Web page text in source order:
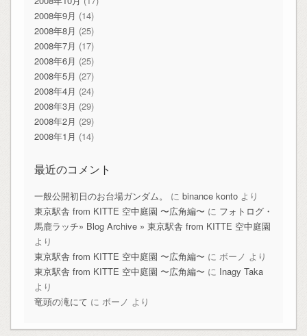
2008年9月 (14)
2008年8月 (25)
2008年7月 (17)
2008年6月 (25)
2008年5月 (27)
2008年4月 (24)
2008年3月 (29)
2008年2月 (29)
2008年1月 (14)
最近のコメント
一般公開初日のお台場ガンダム。 に binance kontoより
東京駅舎 from KITTE 空中庭園 〜広角編〜 に フォトログ・
馬鹿ラッチ» Blog Archive » 東京駅舎 from KITTE 空中庭園
より
東京駅舎 from KITTE 空中庭園 〜広角編〜 に ボーノ より
東京駅舎 from KITTE 空中庭園 〜広角編〜 に Inagy Taka
より
竜頭の滝にて に ボーノ より